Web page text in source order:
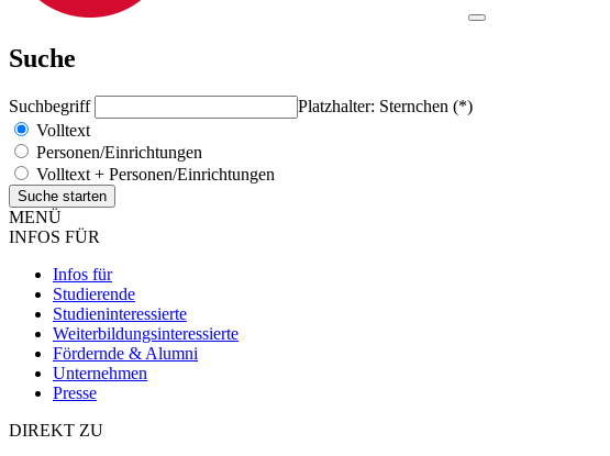
Suche
Suchbegriff
Platzhalter: Sternchen (*)
Volltext
Personen/Einrichtungen
Volltext + Personen/Einrichtungen
MENÜ
INFOS FÜR
Infos für
Studierende
Studieninteressierte
Weiterbildungsinteressierte
Fördernde & Alumni
Unternehmen
Presse
DIREKT ZU